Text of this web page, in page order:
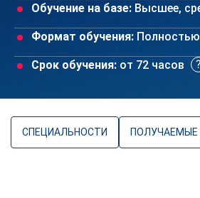
Обучение на базе: Высшее,
Формат обучения:
Срок обучения: от 72 часов
СПЕЦИАЛЬНОСТИ